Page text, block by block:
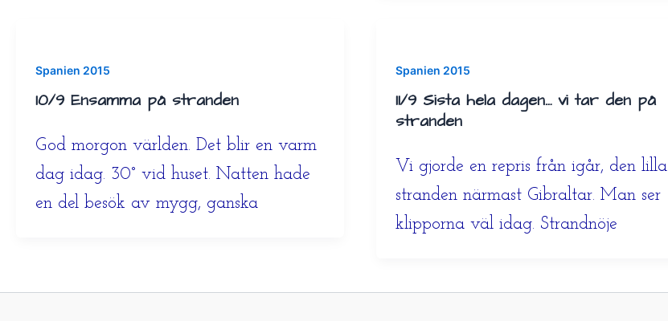
Spanien 2015
10/9 Ensamma på stranden
God morgon världen. Det blir en varm
dag idag. 30° vid huset. Natten hade
en del besök av mygg, ganska
Spanien 2015
11/9 Sista hela dagen… vi tar den på
stranden
Vi gjorde en repris från igår, den lilla
stranden närmast Gibraltar. Man ser
klipporna väl idag. Strandnöje